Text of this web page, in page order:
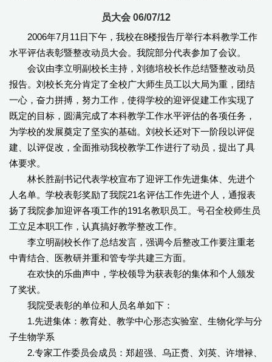
员大会 06/07/12
2006年7月11日下午，我校在8楼报告厅举行本科教学工作
水平评估表彰暨整改动员大会。我院部分代表参加了会议。
会议由李立明副校长主持，刘德培校长作总结暨整改动员
报告。刘校长充分肯定了全校广大师生员工以大局为重，团结
一心，奋力拼搏，努力工作，使得学校的迎评促建工作实现了
既定的目标，圆满完成了本科教学工作水平评估的各项任务，
为学校的发展奠定了坚实的基础。刘校长还对下一阶段以评促
建、以评促改，全面推动我校教学工作进行了动员，提出了具
体要求。
林长胜副书记代表学校宣布了迎评工作先进集体、先进个
人名单。学校表彰奖励了我院21名评估工作先进个人，通报表
扬了我院参加迎评各项工作的191名教职员工。号召全校师生员
工立足本职工作，认真搞好教学整改工作。
李立明副校长作了总结发言，强调今后整改工作要注重老
中青结合、医教研并重和管专学共建三方面。
在欢快的乐曲声中，学校领导为获表彰的集体和个人颁发
了奖状。
我院受表彰的单位和人员名单如下：
1.先进集体：教育处、教学中心形态实验室、生物化学与分
子生物学系
2.专家工作委员会成员：郑超强、乌正赉、刘英、许增禄、